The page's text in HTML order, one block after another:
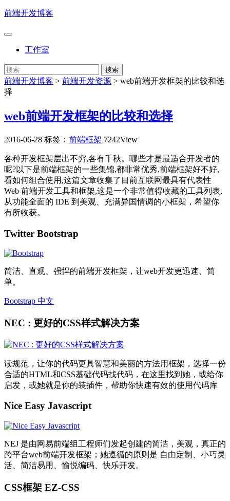
前端开发博客
工作室
前端开发博客 > 前端开发资源 > web前端开发框架的比较和选
择
web前端开发框架的比较和选择
2016-06-28 标签： 前端框架 7242View
各种开发框架层出不穷,各有千秋。哪些才是最适合开发者的
呢?以下是前端框架的一些集锦,都非常优秀,前端框架好不好,
看如何组合使用,这篇文章收集了目前互联网最具有代表性
Web 前端开发工具和框架,这是一个非常值得收藏的工具列表,
从功能全面的 IDE 到美观、充满异国情调的小框架，希望你
有所收获。
Twitter Bootstrap
简洁、直观、强悍的前端开发框架，让web开发更迅速、简
单。
Bootstrap 中文
NEC : 更好的CSS样式解决方案
读规范，让你的代码更具智慧和美丽的方法用框架，选择一份
合适的HTML和CSS基础代码找代码，在这里找到她，或给你
启发，或她就是你的装插件，帮助你快速有效的使用代码库
Nice Easy Javascript
NEJ 是由网易前端组工程师们发起创建的简洁，美观，真正的
跨平台web前端开发框架；她遵循的原则是 自由定制、小巧灵
活、简洁易用、愉悦编码、快乐开发。
CSS框架 EZ-CSS